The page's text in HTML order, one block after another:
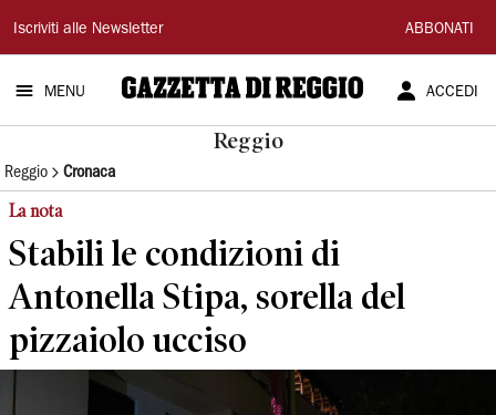
Gazzetta
di
Reggio
Iscriviti alle Newsletter ABBONATI
MENU ACCEDI
Reggio
Reggio Cronaca
La nota
Stabili le condizioni di
Antonella Stipa, sorella del
pizzaiolo ucciso